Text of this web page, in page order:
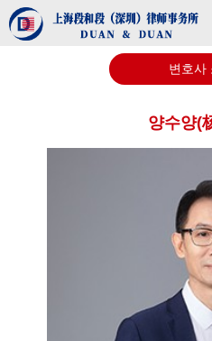
변호사
양수양(